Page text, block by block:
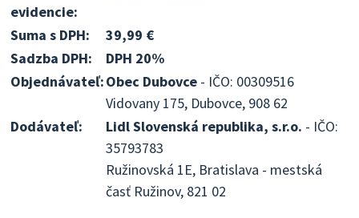
evidencie:
Suma s DPH:
39,99 €
Sadzba DPH:
DPH 20%
Objednávateľ:Obec Dubovce - IČO: 00309516
Vidovany 175, Dubovce, 908 62
Dodávateľ:
Lidl Slovenská republika, s.r.o. - IČO:
35793783
Ružinovská 1E, Bratislava - mestská
časť Ružinov, 821 02